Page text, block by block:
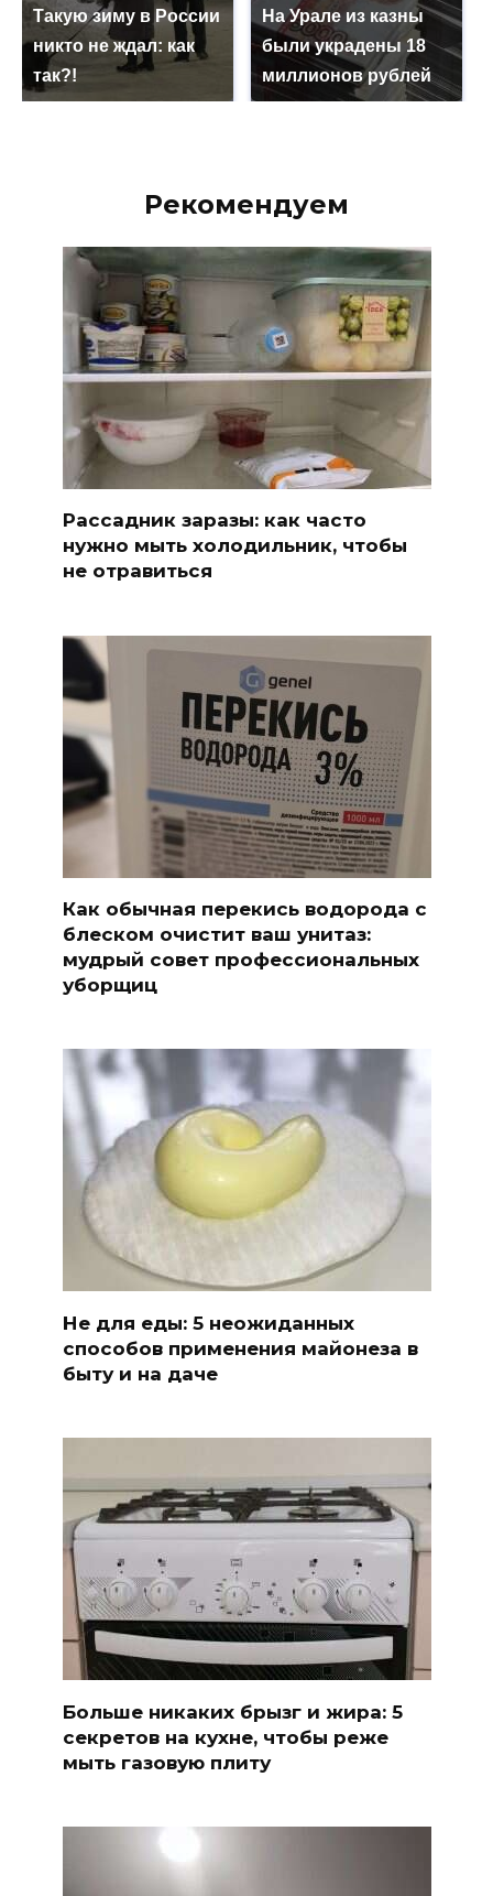
Такую зиму в России
никто не ждал: как
так?!
На Урале из казны
были украдены 18
миллионов рублей
Рекомендуем
Рассадник заразы: как часто
нужно мыть холодильник, чтобы
не отравиться
Как обычная перекись водорода с
блеском очистит ваш унитаз:
мудрый совет профессиональных
уборщиц
Не для еды: 5 неожиданных
способов применения майонеза в
быту и на даче
Больше никаких брызг и жира: 5
секретов на кухне, чтобы реже
мыть газовую плиту